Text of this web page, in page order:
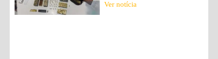
Ver notícia